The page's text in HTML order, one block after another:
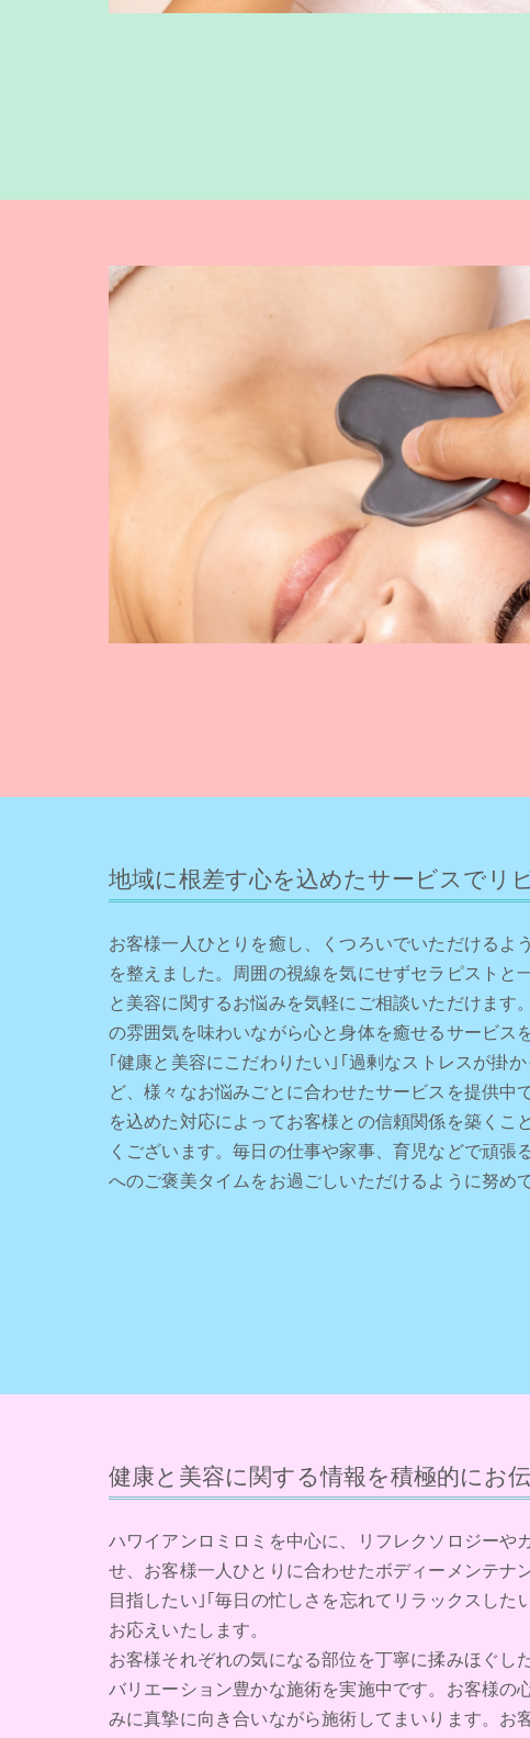
地域に根差す心を込めたサービスでリ
お客様一人ひとりを癒し、くつろいでいただけるよ
を整えました。周囲の視線を気にせずセラピスト
と美容に関するお悩みを気軽にご相談いただけます
の雰囲気を味わいながら心と身体を癒せるサービス
｢健康と美容にこだわりたい｣｢過剰なストレスが掛
ど、様々なお悩みごとに合わせたサービスを提供
を込めた対応によってお客様との信頼関係を築くこ
くございます。毎日の仕事や家事、育児などで頑
へのご褒美タイムをお過ごしいただけるように努め
健康と美容に関する情報を積極的にお
ハワイアンロミロミを中心に、リフレクソロジーや
せ、お客様一人ひとりに合わせたボディーメンテナ
目指したい｣｢毎日の忙しさを忘れてリラックスし
お応えいたします。
お客様それぞれの気になる部位を丁寧に揉みほぐし
バリエーション豊かな施術を実施中です。お客様の
みに真摯に向き合いながら施術してまいります。お